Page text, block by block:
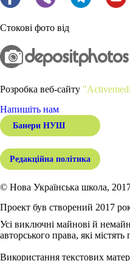
Стокові фото від
Розробка веб-сайту
Напишіть нам
Банери НУШ
Редакційна політика
© Нова Українська школа,
Проект був створений 2017
Усі виключні майнові й
авторського права, які
Використання текстових